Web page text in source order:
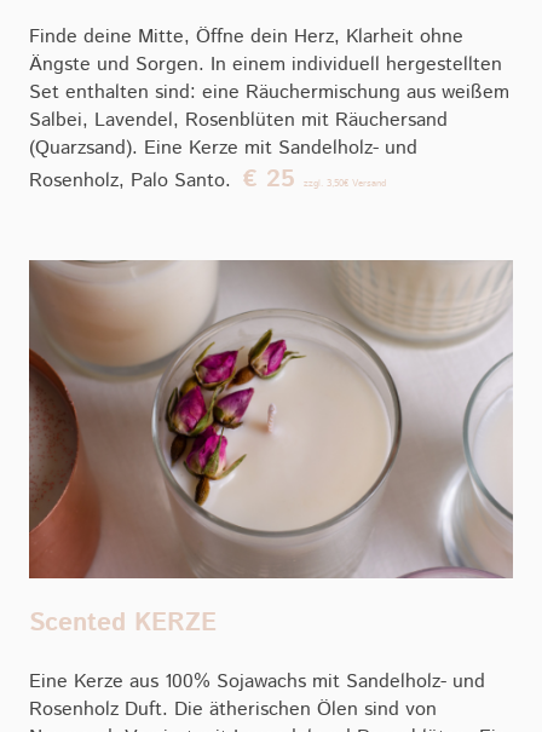
Finde deine Mitte, Öffne dein Herz, Klarheit ohne
Ängste und Sorgen. In einem individuell hergestellten
Set enthalten sind: eine Räuchermischung aus weißem
Salbei, Lavendel, Rosenblüten mit Räuchersand
(Quarzsand). Eine Kerze mit Sandelholz- und
Rosenholz, Palo Santo. € 25 zzgl. 3,50€ Versand
Scented KERZE
Eine Kerze aus 100% Sojawachs mit Sandelholz- und
Rosenholz Duft. Die ätherischen Ölen sind von